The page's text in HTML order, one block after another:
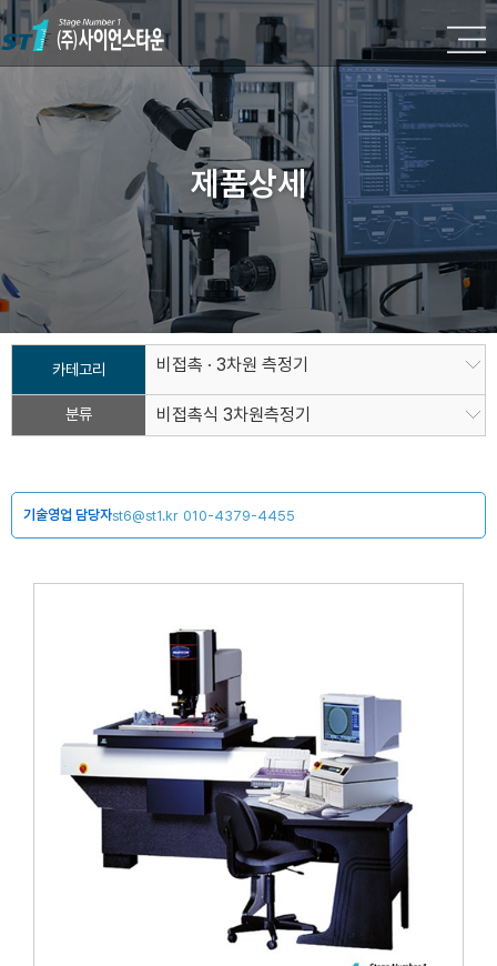
제품상세
카테고리 비접촉 · 3차원 측정기
분류 비접촉식 3차원측정기
기술영업 담당자st6@st1.kr 010-4379-4455